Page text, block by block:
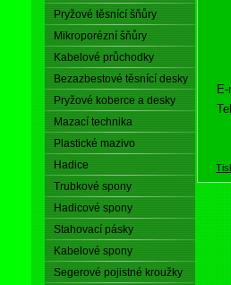
Pryžové těsnící šňůry
Mikroporézní šňůry
Kabelové průchodky
Bezazbestové těsnící desky
Pryžové koberce a desky
Mazací technika
Plastické mazivo
Hadice
Trubkové spony
Hadicové spony
Stahovací pásky
Kabelové spony
Segerové pojistné kroužky
E-